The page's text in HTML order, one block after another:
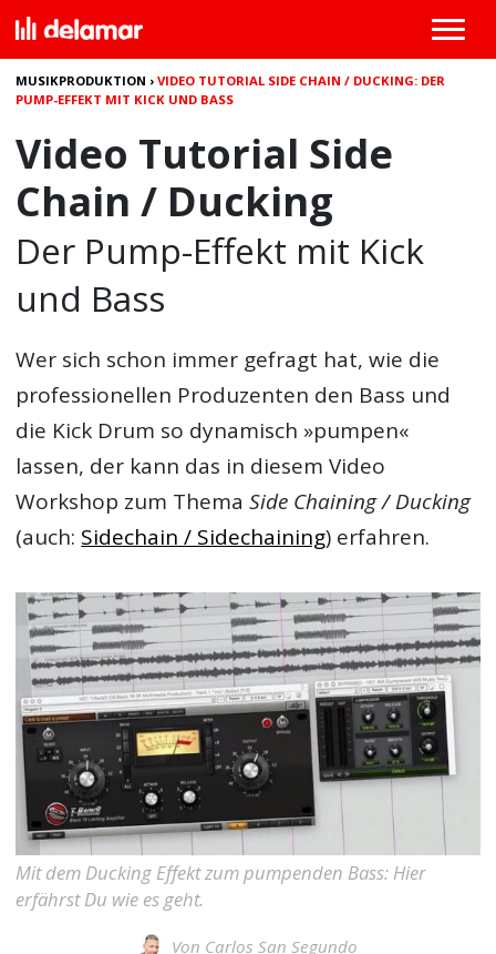
MUSIKPRODUKTION ›VIDEO TUTORIAL SIDE CHAIN / DUCKING: DER
PUMP-EFFEKT MIT KICK UND BASS
Video Tutorial Side
Chain / Ducking
Der Pump-Effekt mit Kick
und Bass
Wer sich schon immer gefragt hat, wie die
professionellen Produzenten den Bass und
die Kick Drum so dynamisch »pumpen«
lassen, der kann das in diesem Video
Workshop zum ThemaSide Chaining / Ducking
(auch: Sidechain / Sidechaining) erfahren.
Mit dem Ducking Effekt zum pumpenden Bass: Hier
erfährst Du wie es geht.
Von Carlos San Segundo